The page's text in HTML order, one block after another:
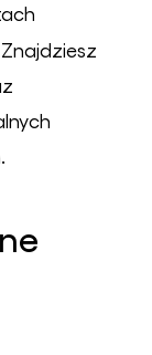
. Znajdziesz